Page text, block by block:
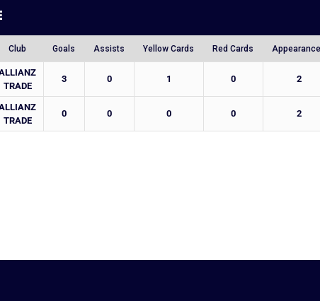
Club Goals Assists Yellow Cards Red Cards
TRADE
3 0 1 0 2
TRADE
0 0 0 0 2